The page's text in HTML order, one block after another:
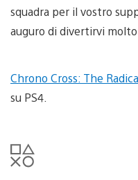
squadra per il vostro
auguro di divertirvi molto
Chrono Cross: The
su PS4.